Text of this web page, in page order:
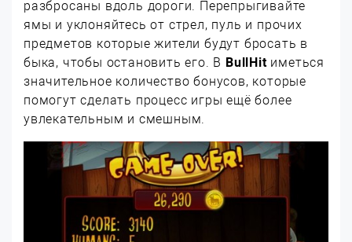
разбросаны вдоль дороги. Перепрыгивайте
ямы и уклоняйтесь от стрел, пуль и прочих
предметов которые жители будут бросать в
быка, чтобы остановить его. В BullHitиметься
значительное количество бонусов, которые
помогут сделать процесс игры ещё более
увлекательным и смешным.